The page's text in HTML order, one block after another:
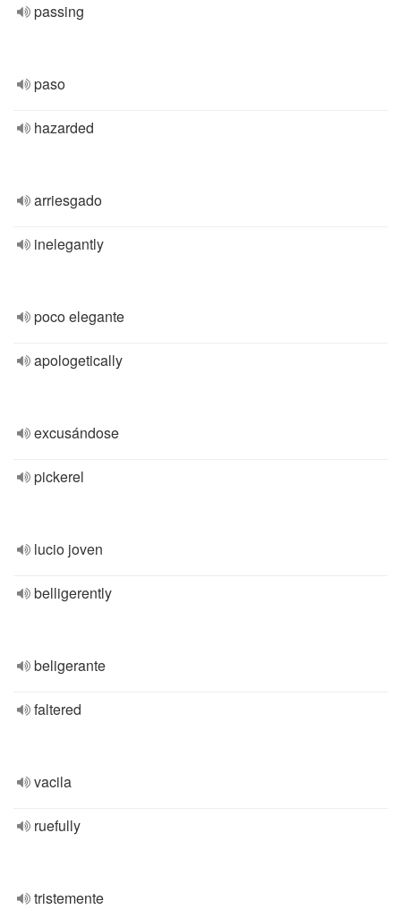
passing
paso
hazarded
arriesgado
inelegantly
poco elegante
apologetically
excusándose
pickerel
lucio joven
belligerently
beligerante
faltered
vacila
ruefully
tristemente